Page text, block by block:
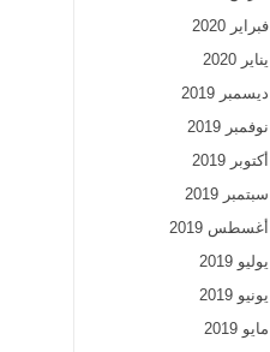
فبراير 2020
يناير 2020
ديسمبر 2019
نوفمبر 2019
أكتوبر 2019
سبتمبر 2019
أغسطس 2019
يوليو 2019
يونيو 2019
مايو 2019